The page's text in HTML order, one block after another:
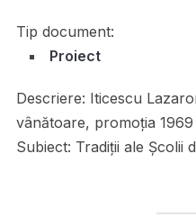
Tip document:
Proiect
Descriere: Iticescu
vânătoare, promoția 1969
Subiect: Tradiții ale Școlii